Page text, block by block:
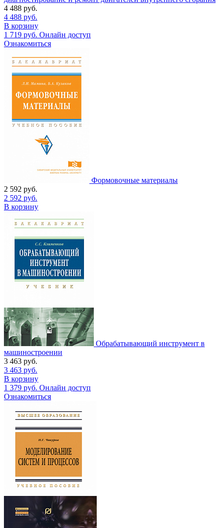
4 488 руб.
4 488 руб.
В корзину
1 719 руб. Онлайн доступ
Ознакомиться
Формовочные материалы
2 592 руб.
2 592 руб.
В корзину
Обрабатывающий инструмент в
машиностроении
3 463 руб.
3 463 руб.
В корзину
1 379 руб. Онлайн доступ
Ознакомиться